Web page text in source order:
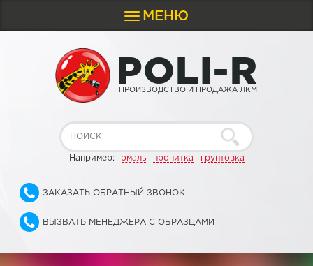
Toggle
navigation
МЕНЮ
POLI-R
ПРОИЗВОДСТВО И ПРОДАЖА ЛКМ
Например: эмаль пропитка грунтовка
ЗАКАЗАТЬ ОБРАТНЫЙ ЗВОНОК
ВЫЗВАТЬ МЕНЕДЖЕРА С ОБРАЗЦАМИ